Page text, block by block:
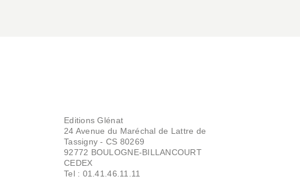
Editions Glénat
24 Avenue du Maréchal de Lattre de
Tassigny - CS 80269
92772 BOULOGNE-BILLANCOURT
CEDEX
Tel : 01.41.46.11.11